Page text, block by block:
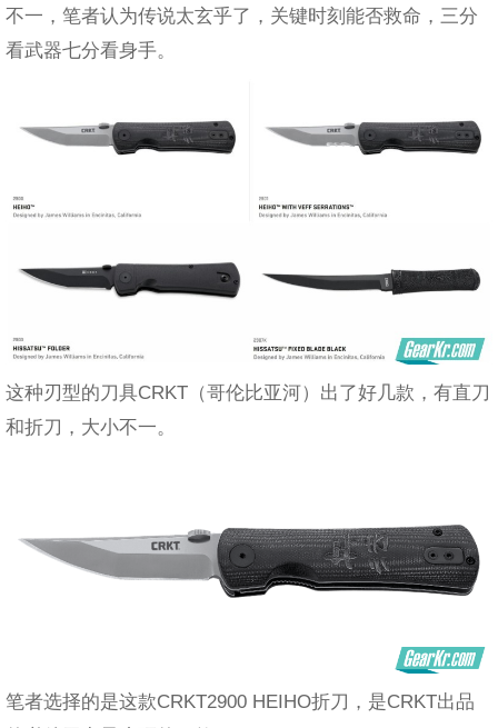
不一，笔者认为传说太玄乎了，关键时刻能否救命，三分
看武器七分看身手。
这种刃型的刀具CRKT（哥伦比亚河）出了好几款，有直刀
和折刀，大小不一。
笔者选择的是这款CRKT2900 HEIHO折刀，是CRKT出品